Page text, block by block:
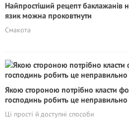
Найпростіший рецепт баклажанів
язик можна проковтнути
Смакота
Якою стороною потрібно класти
господинь робить це неправильно
Ці прості й доступні способи